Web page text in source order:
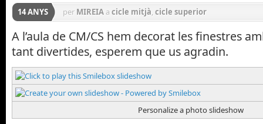
14 ANYS per MIREIA a cicle mitjà, cicle superior
A l’aula de CM/CS hem decorat les finestres
tant divertides, esperem que us agradin.
Personalize a photo slideshow